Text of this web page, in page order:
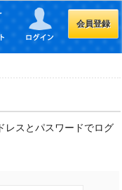
会員登録
レスとパスワードでログ